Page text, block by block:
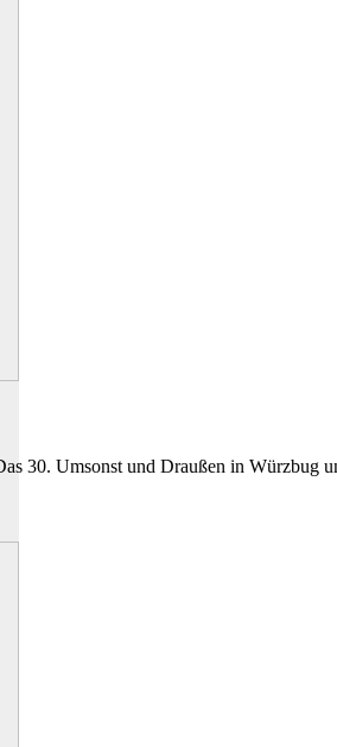
30. Umsonst und Draußen in Würzbug